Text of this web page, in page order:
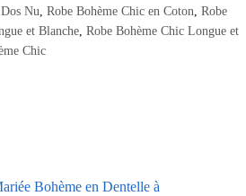
Nu, Robe Bohème Chic en Coton, Robe
et Blanche, Robe Bohème Chic Longue et
Chic